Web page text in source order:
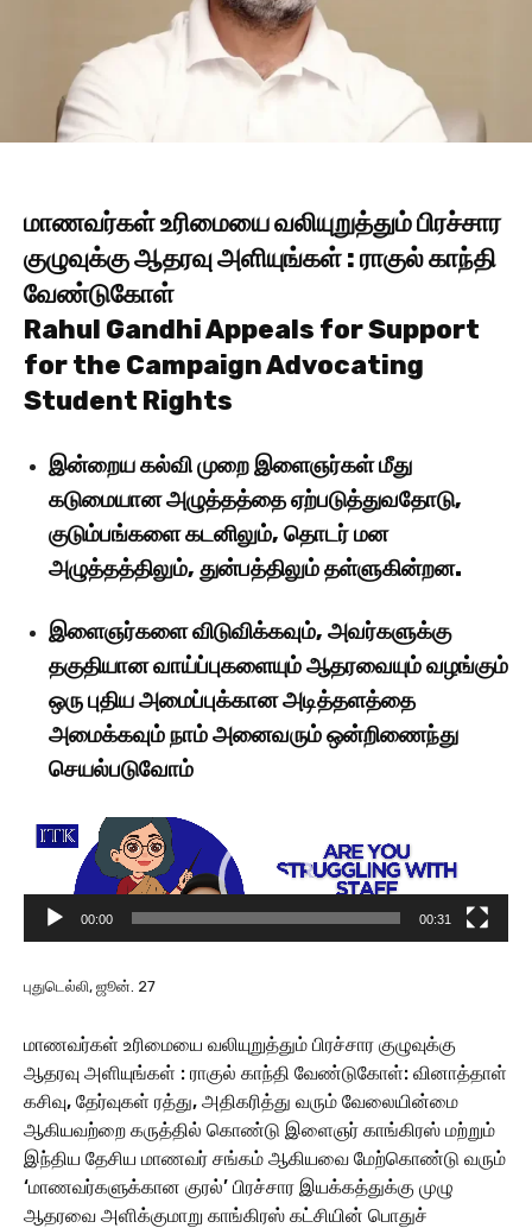
மாணவர்கள் உரிமையை வலியுறுத்தும் பிரச்சார
குழுவுக்கு ஆதரவு அளியுங்கள் : ராகுல் காந்தி
வேண்டுகோள்
Rahul Gandhi Appeals for Support
for the Campaign Advocating
Student Rights
இன்றைய கல்வி முறை இளைஞர்கள் மீது
கடுமையான அழுத்தத்தை ஏற்படுத்துவதோடு,
குடும்பங்களை கடனிலும், தொடர் மன
அழுத்தத்திலும், துன்பத்திலும் தள்ளுகின்றன.
இளைஞர்களை விடுவிக்கவும், அவர்களுக்கு
தகுதியான வாய்ப்புகளையும் ஆதரவையும் வழங்கும்
ஒரு புதிய அமைப்புக்கான அடித்தளத்தை
அமைக்கவும் நாம் அனைவரும் ஒன்றிணைந்து
செயல்படுவோம்
o
l
y
e
r
00:00 00:31
புதுடெல்லி, ஜூன். 27
மாணவர்கள் உரிமையை வலியுறுத்தும் பிரச்சார குழுவுக்கு
ஆதரவு அளியுங்கள் : ராகுல் காந்தி வேண்டுகோள்: வினாத்தாள்
கசிவு, தேர்வுகள் ரத்து, அதிகரித்து வரும் வேலையின்மை
ஆகியவற்றை கருத்தில் கொண்டு இளைஞர் காங்கிரஸ் மற்றும்
இந்திய தேசிய மாணவர் சங்கம் ஆகியவை மேற்கொண்டு வரும்
‘மாணவர்களுக்கான குரல்’ பிரச்சார இயக்கத்துக்கு முழு
ஆதரவை அளிக்குமாறு காங்கிரஸ் கட்சியின் பொதுச்